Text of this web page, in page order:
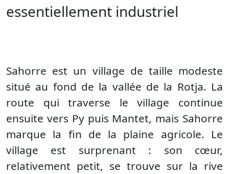
essentiellement industriel
Sahorre est un village de taille modeste
situé au fond de la vallée de la Rotja. La
route qui traverse le village continue
ensuite vers Py puis Mantet, mais Sahorre
marque la fin de la plaine agricole. Le
village est surprenant : son cœur,
relativement petit, se trouve sur la rive